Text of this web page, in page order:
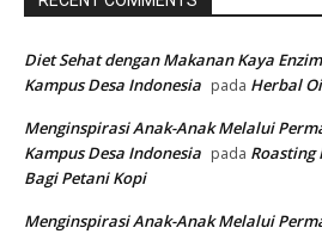
Diet Sehat dengan Makanan Kaya
Kampus Desa Indonesia pada Herbal
Menginspirasi Anak-Anak Melalui
Kampus Desa Indonesia pada Roasting
Bagi Petani Kopi
Menginspirasi Anak-Anak Melalui